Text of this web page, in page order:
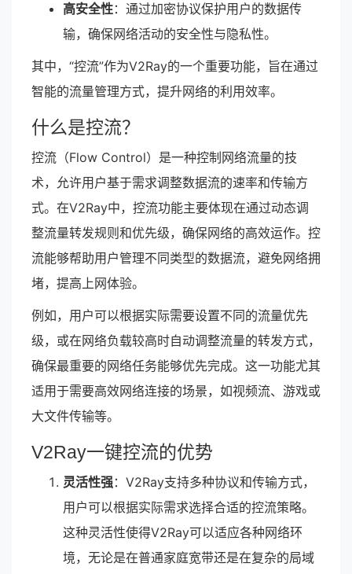
高安全性：通过加密协议保护用户的数据传
输，确保网络活动的安全性与隐私性。
其中，“控流”作为V2Ray的一个重要功能，旨在通过
智能的流量管理方式，提升网络的利用效率。
什么是控流？
控流（Flow Control）是一种控制网络流量的技
术，允许用户基于需求调整数据流的速率和传输方
式。在V2Ray中，控流功能主要体现在通过动态调
整流量转发规则和优先级，确保网络的高效运作。控
流能够帮助用户管理不同类型的数据流，避免网络拥
堵，提高上网体验。
例如，用户可以根据实际需要设置不同的流量优先
级，或在网络负载较高时自动调整流量的转发方式，
确保最重要的网络任务能够优先完成。这一功能尤其
适用于需要高效网络连接的场景，如视频流、游戏或
大文件传输等。
V2Ray一键控流的优势
灵活性强：V2Ray支持多种协议和传输方式，
用户可以根据实际需求选择合适的控流策略。
这种灵活性使得V2Ray可以适应各种网络环
境，无论是在普通家庭宽带还是在复杂的局域